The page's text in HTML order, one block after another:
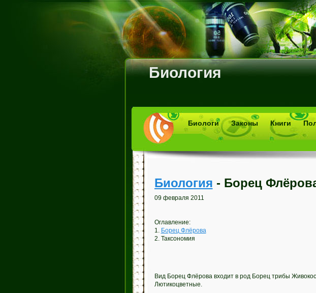
Биология
Биологи Законы Книги
Биология - Борец
09 февраля 2011
Оглавление:
1. Борец Флёрова
2. Таксономия
Вид Борец Флёрова входит в род Борец трибы
Лютикоцветные.